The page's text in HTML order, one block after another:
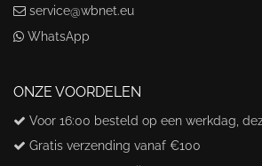
service@wbnet.eu
WhatsApp
ONZE VOORDELEN
Voor 16:00 besteld op een werkdag,
Gratis verzending vanaf €100